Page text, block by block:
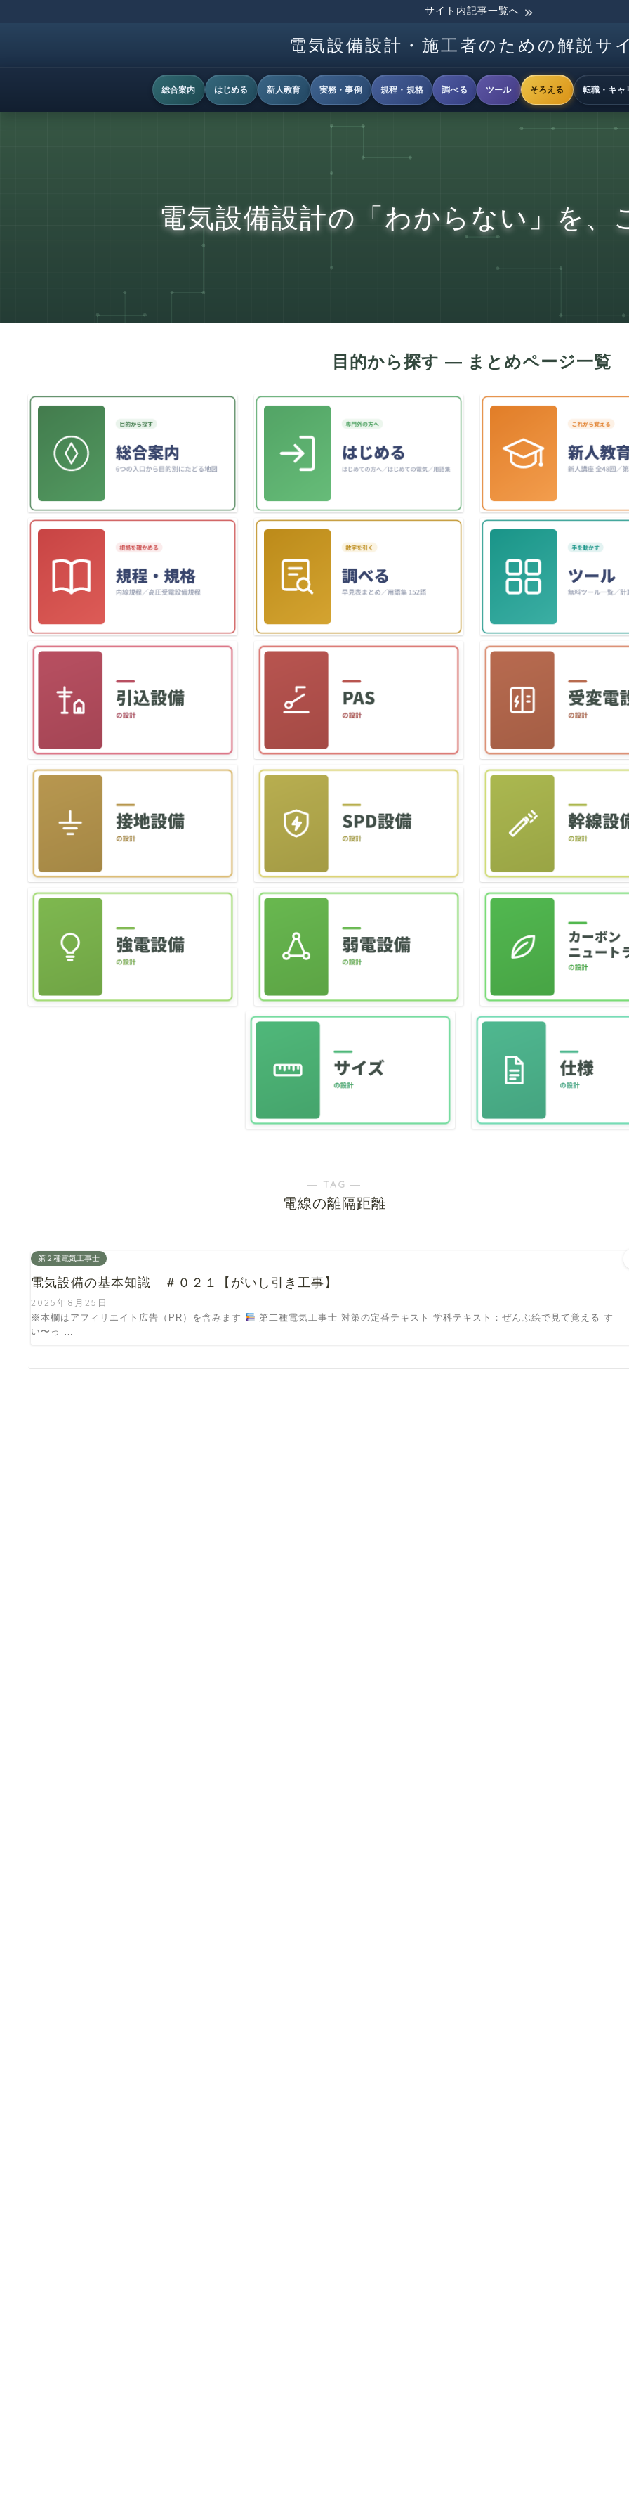
サイト内記事一覧へ
電気設備設計・施工者のための解説サ
総合案内 はじめる 新人教育 実務・事例 規程・規格 調べる ツール そろえる 転職・キャ
電気設備設計の「わからない」を、
― TAG ―
電線の離隔距離
第２種電気工事士
電気設備の基本知識 ＃０２１【がいし引き工事】
2025年8月25日
※本欄はアフィリエイト広告（PR）を含みます
第二種電気工事士 対策の定番テキスト 学科テキスト：ぜんぶ絵で見て覚える す
い〜っ …